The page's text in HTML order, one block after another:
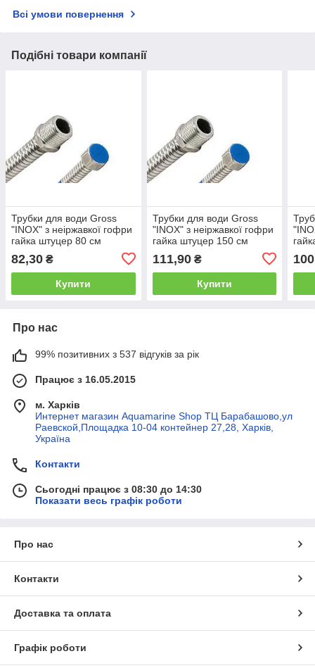
Всі умови повернення
Подібні товари компанії
Трубки для води Gross
"INOX" з неіржавкої гофри
гайка штуцер 80 см
82,30 ₴
Купити
Трубки для води Gross
"INOX" з неіржавкої гофри
гайка штуцер 150 см
111,90₴
Купити
Про нас
99% позитивних з 537 відгуків за рік
Працює з 16.05.2015
м. Харків
Интернет магазин Aquamarine Shop ТЦ Барабашово,ул
Раевской,Площадка 10-04 контейнер 27,28, Харків,
Україна
Контакти
Сьогодні працює з 08:30 до 14:30
Показати весь графік роботи
Про нас
Контакти
Доставка та оплата
Графік роботи